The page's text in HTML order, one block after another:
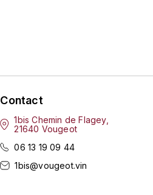
Contact
1bis Chemin de Flagey,
21640 Vougeot
06 13 19 09 44
1bis@vougeot.vin